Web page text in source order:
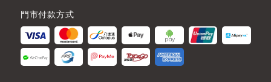
門市付款方式